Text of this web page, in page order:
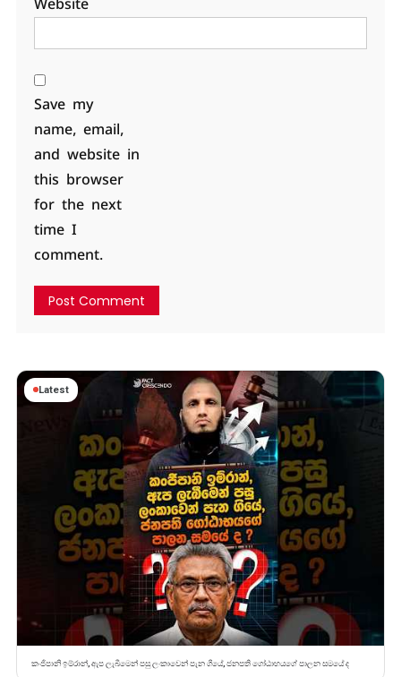
Website
Save my
name, email,
and website in
this browser
for the next
time I
comment.
Latest
කංජිපානි ඉම්රාන්, ඇප ලැබීමෙන් පසු ලංකාවෙන් පැන ගියේ, ජනපති ගෝඨාභයගේ පාලන සමයේ ද